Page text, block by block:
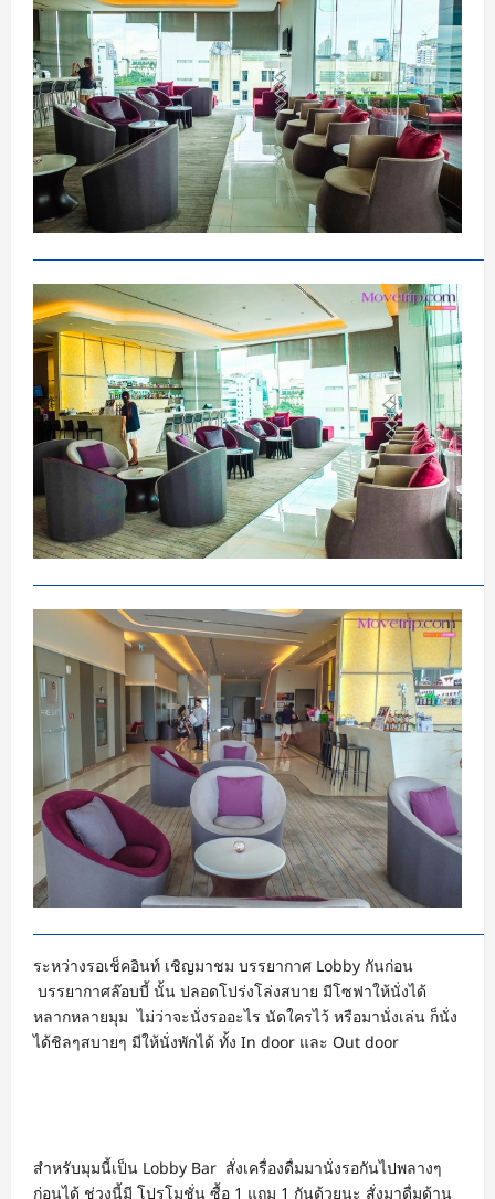
ระหว่างรอเช็คอินท์ เชิญมาชม บรรยากาศ Lobby กันก่อน
บรรยากาศล๊อบบี้ นั้น ปลอดโปร่งโล่งสบาย มีโซฟาให้นั่งได้
หลากหลายมุม ไม่ว่าจะนั่งรออะไร นัดใครไว้ หรือมานั่งเล่น ก็นั่ง
ได้ชิลๆสบายๆ มีให้นั่งพักได้ ทั้ง In door และ Out door
สำหรับมุมนี้เป็น Lobby Bar สั่งเครื่องดื่มมานั่งรอกันไปพลางๆ
ก่อนได้ ช่วงนี้มี โปรโมชั่น ซื้อ 1 แถม 1 กันด้วยนะ สั่งมาดื่มด้าน